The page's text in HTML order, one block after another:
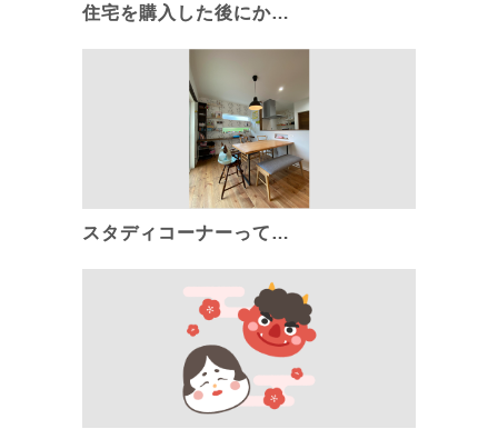
住宅を購入した後にか…
スタディコーナーって…